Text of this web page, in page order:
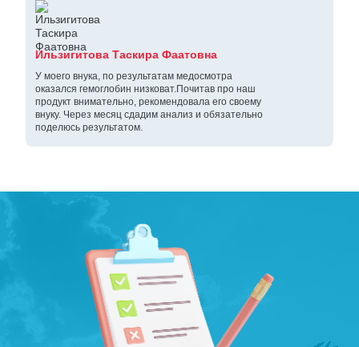
Ильзигитова Таскира Фаатовна
У моего внука, по результатам медосмотра
оказался гемоглобин низковат.Почитав про наш
продукт внимательно, рекомендовала его своему
внуку. Через месяц сдадим анализ и обязательно
поделюсь результатом.